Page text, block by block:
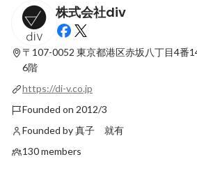
「役員の"やりたい”を実現させる」divの
役員秘書
Pinned
株式会社div
〒107-0052 東京都港区赤坂八丁目4番
6階
https://di-v.co.jp
Founded on 2012/3
Founded by 真子 就有
130 members